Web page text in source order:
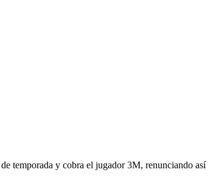
temporada y cobra el jugador 3M, renunciando así